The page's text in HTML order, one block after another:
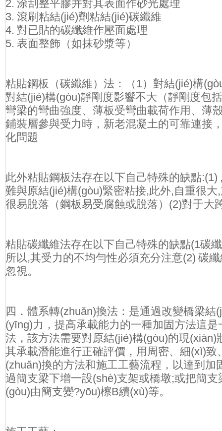
2. 涂刮整平膠并對其表面作砂光處理
3. 滾刷粘結(jié)劑粘結(jié)碳纖維
4. 對已貼的碳纖維作壓面處理
5. 表面整飾（如抹砂漿等）
粘貼鋼板（碳纖維）法：（1）對結(jié)構(gòu)
對結(jié)構(gòu)靜剛度影響不大（靜剛度包括等
彎梁的彎曲強度、薄板受彎曲載荷作用、
鋪裝層參與受力時，新老混凝土的可靠連接
化問題
此外粘貼鋼板法存在以下自己特殊的缺點
難與原結(jié)構(gòu)緊密粘接,此外,自重很
很易脫落（鋼板易受腐蝕或脫落）(2)對于大
粘貼碳纖維法存在以下自己特殊的缺點(1碳
所以,其受力的不均勻性必須充分注意(2) 碳
忽視。
四．體系轉(zhuǎn)換法：是通過改變橋梁
(yīng)力，提高承載能力的一種加固方法這是
法，該方法需要對原結(jié)構(gòu)的現
其承載潛能進行正確評價，用周密、細(xì)
(zhuǎn)換的方法和施工工藝流程，以達到
過簡支梁下增一設(shè)支架或橋墩;或把簡支
(gòu)由簡支變?yōu)檫B續(xù)等。